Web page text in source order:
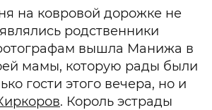
на ковровой дорожке не
родственники
вышла Манижа в
мамы, которую рады были
гости этого вечера, но и
. Король эстрады